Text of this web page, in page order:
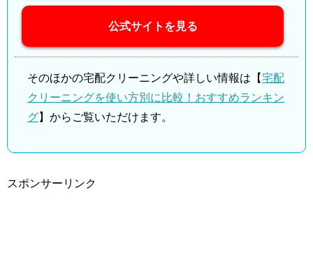
公式サイトを見る
そのほかの宅配クリーニングや詳しい情報は【宅配
クリーニングを使い方別に比較！おすすめランキン
グ】からご覧いただけます。
スポンサーリンク